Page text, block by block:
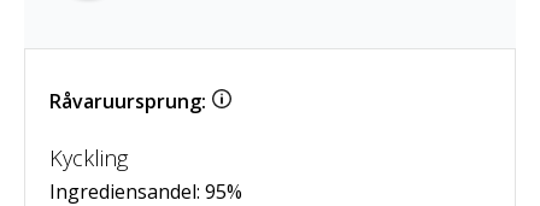
Råvaruursprung:
Kyckling
Ingrediensandel: 95%